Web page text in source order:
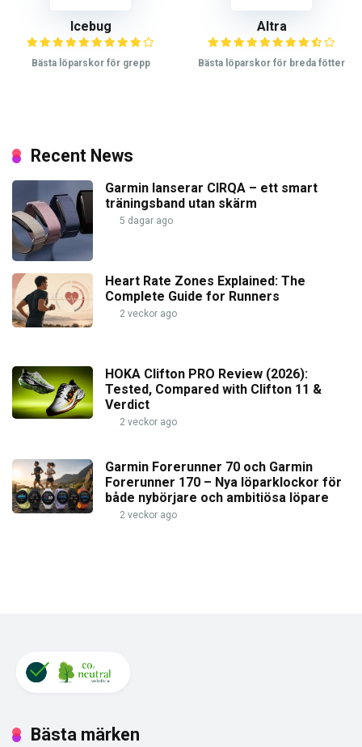
Icebug
Bästa löparskor för grepp
Altra
Bästa löparskor för breda fötter
Recent News
Garmin lanserar CIRQA – ett smart
träningsband utan skärm
5 dagar ago
Heart Rate Zones Explained: The
Complete Guide for Runners
2 veckor ago
HOKA Clifton PRO Review (2026):
Tested, Compared with Clifton 11 &
Verdict
2 veckor ago
Garmin Forerunner 70 och Garmin
Forerunner 170 – Nya löparklockor för
både nybörjare och ambitiösa löpare
2 veckor ago
Bästa märken